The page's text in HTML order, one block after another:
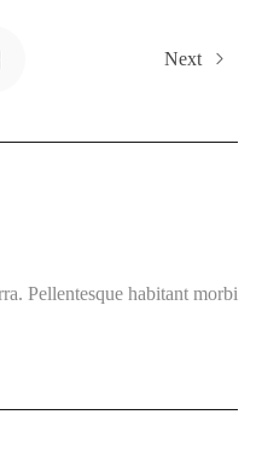
Next
Pellentesque habitant morbi